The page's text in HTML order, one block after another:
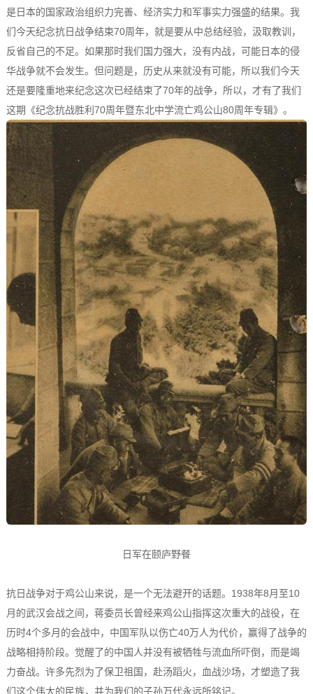
是日本的国家政治组织力完善、经济实力和军事实力强盛的结果。我
们今天纪念抗日战争结束70周年，就是要从中总结经验，汲取教训，
反省自己的不足。如果那时我们国力强大，没有内战，可能日本的侵
华战争就不会发生。但问题是，历史从来就没有可能，所以我们今天
还是要隆重地来纪念这次已经结束了70年的战争，所以，才有了我们
这期《纪念抗战胜利70周年暨东北中学流亡鸡公山80周年专辑》。
日军在颐庐野餐
抗日战争对于鸡公山来说，是一个无法避开的话题。1938年8月至10
月的武汉会战之间，蒋委员长曾经来鸡公山指挥这次重大的战役，在
历时4个多月的会战中，中国军队以伤亡40万人为代价，赢得了战争的
战略相持阶段。觉醒了的中国人并没有被牺牲与流血所吓倒，而是竭
力奋战。许多先烈为了保卫祖国，赴汤蹈火，血战沙场，才塑造了我
们这个伟大的民族，并为我们的子孙万代永远所铭记。